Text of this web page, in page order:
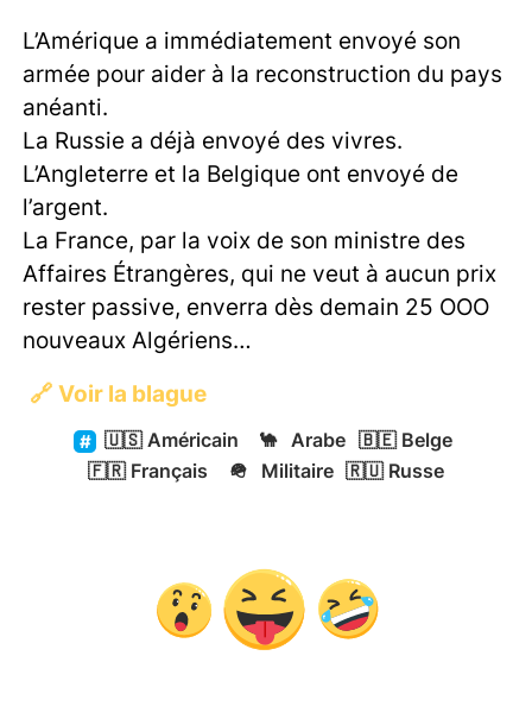
L’Amérique a immédiatement envoyé son
armée pour aider à la reconstruction du pays
anéanti.
La Russie a déjà envoyé des vivres.
L’Angleterre et la Belgique ont envoyé de
l’argent.
La France, par la voix de son ministre des
Affaires Étrangères, qui ne veut à aucun prix
rester passive, enverra dès demain 25 OOO
nouveaux Algériens…
🔗 Voir la blague
🇺🇸 Américain 🐪 Arabe 🇧🇪Belge
🇫🇷 Français 🪖 Militaire 🇷🇺Russe